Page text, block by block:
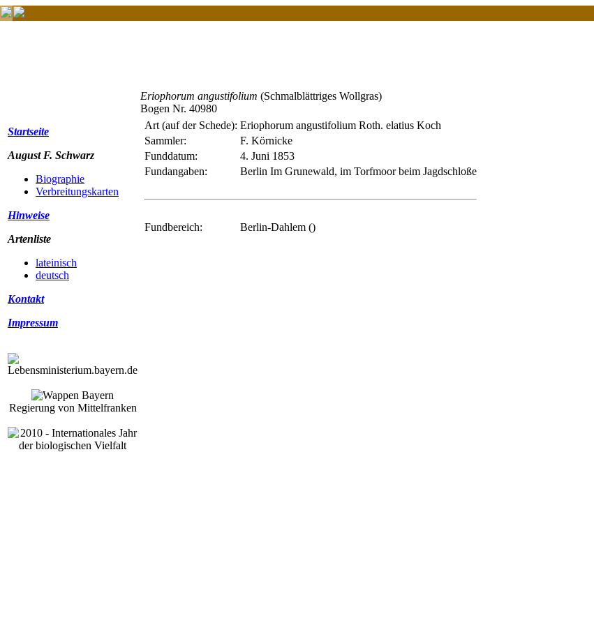
Startseite
August F. Schwarz
Biographie
Verbreitungskarten
Hinweise
Artenliste
lateinisch
deutsch
Kontakt
Impressum
Regierung von Mittelfranken
Eriophorum angustifolium (Schmalblättriges Wollgras)
Bogen Nr. 40980
Art (auf der Schede): Eriophorum angustifolium Roth. elatius Koch
Sammler:
F. Körnicke
Funddatum:
4. Juni 1853
Fundangaben:
Berlin Im Grunewald, im Torfmoor beim Jagdschloße
Fundbereich: Berlin-Dahlem ()